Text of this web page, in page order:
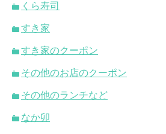
くら寿司
すき家
すき家のクーポン
その他のお店のクーポン
その他のランチなど
なか卯